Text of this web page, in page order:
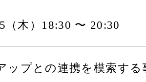
（木）18:30 〜 20:30
ップとの連携を模索する